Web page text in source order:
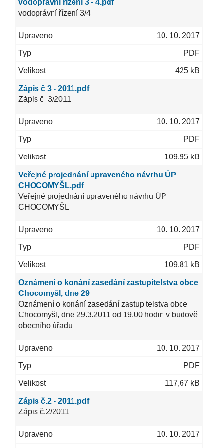
vodoprávní řízení 3 - 4.pdf
vodoprávní řízení 3/4
10. 10. 2017
PDF
425 kB
Zápis č 3 - 2011.pdf
Zápis č 3/2011
10. 10. 2017
PDF
109,95 kB
Veřejné projednání upraveného návrhu ÚP
CHOCOMYŠL.pdf
Veřejné projednání upraveného návrhu ÚP
CHOCOMYŠL
10. 10. 2017
PDF
109,81 kB
Oznámení o konání zasedání zastupitelstva obce
Chocomyšl, dne 29
Oznámení o konání zasedání zastupitelstva obce
Chocomyšl, dne 29.3.2011 od 19.00 hodin v budově
obecního úřadu
10. 10. 2017
PDF
117,67 kB
Zápis č.2 - 2011.pdf
Zápis č.2/2011
10. 10. 2017